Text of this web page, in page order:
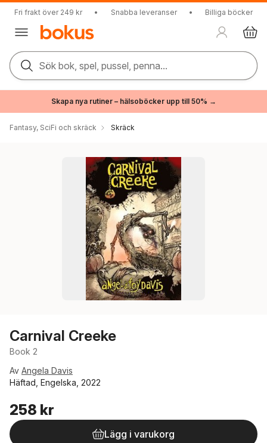
Fri frakt över 249 kr • Snabba leveranser • Billiga böcker
Sök bok, spel, pussel, penna...
Skapa nya rutiner – hälsoböcker upp till 50% →
Fantasy, SciFi och skräck Skräck
Carnival Creeke
Book 2
Av Angela Davis
Häftad, Engelska, 2022
258 kr
Lägg i varukorg